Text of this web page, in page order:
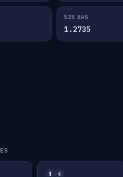
52S BAS
1.2735
$ €